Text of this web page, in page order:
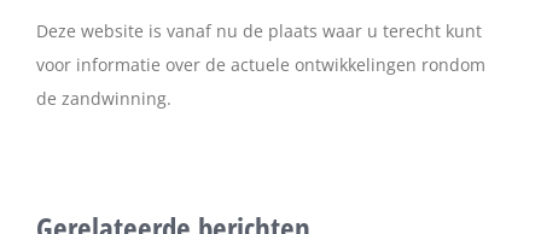
Deze website is vanaf nu de plaats waar u terecht kunt
voor informatie over de actuele ontwikkelingen rondom
de zandwinning.